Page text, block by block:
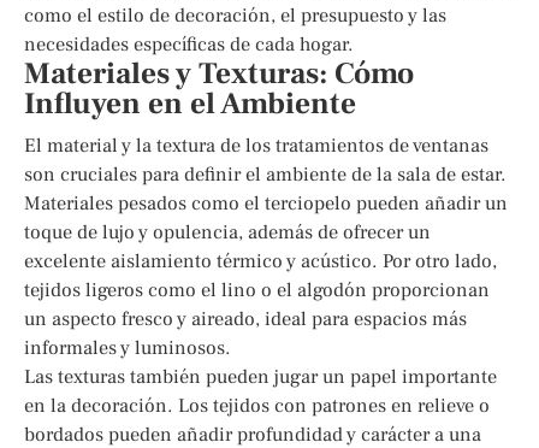
como el estilo de decoración, el presupuesto y las
necesidades específicas de cada hogar.
Materiales y Texturas: Cómo
Influyen en el Ambiente
El material y la textura de los tratamientos de ventanas
son cruciales para definir el ambiente de la sala de estar.
Materiales pesados como el terciopelo pueden añadir un
toque de lujo y opulencia, además de ofrecer un
excelente aislamiento térmico y acústico. Por otro lado,
tejidos ligeros como el lino o el algodón proporcionan
un aspecto fresco y aireado, ideal para espacios más
informales y luminosos.
Las texturas también pueden jugar un papel importante
en la decoración. Los tejidos con patrones en relieve o
bordados pueden añadir profundidad y carácter a una